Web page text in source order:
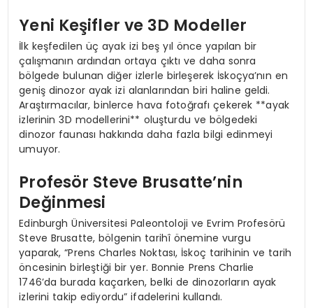
Yeni Keşifler ve 3D Modeller
İlk keşfedilen üç ayak izi beş yıl önce yapılan bir
çalışmanın ardından ortaya çıktı ve daha sonra
bölgede bulunan diğer izlerle birleşerek İskoçya’nın en
geniş dinozor ayak izi alanlarından biri haline geldi.
Araştırmacılar, binlerce hava fotoğrafı çekerek **ayak
izlerinin 3D modellerini** oluşturdu ve bölgedeki
dinozor faunası hakkında daha fazla bilgi edinmeyi
umuyor.
Profesör Steve Brusatte’nin
Değinmesi
Edinburgh Üniversitesi Paleontoloji ve Evrim Profesörü
Steve Brusatte, bölgenin tarihî önemine vurgu
yaparak, “Prens Charles Noktası, İskoç tarihinin ve tarih
öncesinin birleştiği bir yer. Bonnie Prens Charlie
1746’da burada kaçarken, belki de dinozorların ayak
izlerini takip ediyordu” ifadelerini kullandı.